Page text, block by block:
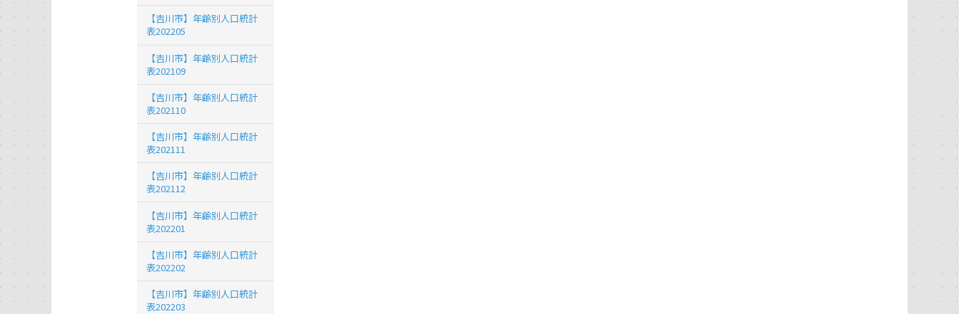
【吉川市】年齢別人口統計
表202205
【吉川市】年齢別人口統計
表202109
【吉川市】年齢別人口統計
表202110
【吉川市】年齢別人口統計
表202111
【吉川市】年齢別人口統計
表202112
【吉川市】年齢別人口統計
表202201
【吉川市】年齢別人口統計
表202202
【吉川市】年齢別人口統計
表202203